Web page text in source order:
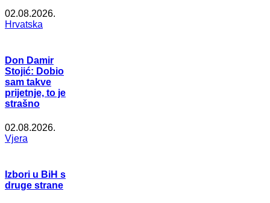
02.08.2026.
Hrvatska
Don Damir
Stojić: Dobio
sam takve
prijetnje, to je
strašno
02.08.2026.
Vjera
Izbori u BiH s
druge strane